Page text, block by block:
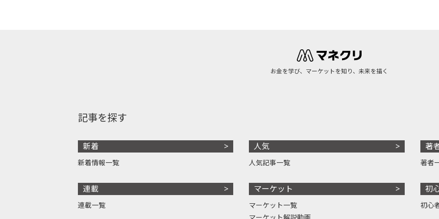
お金を学び、マーケットを知り、未来を描く
記事を探す
新着
新着情報一覧
連載
連載一覧
人気
人気記事一覧
マーケット
マーケット一覧
著
著者
初
初心